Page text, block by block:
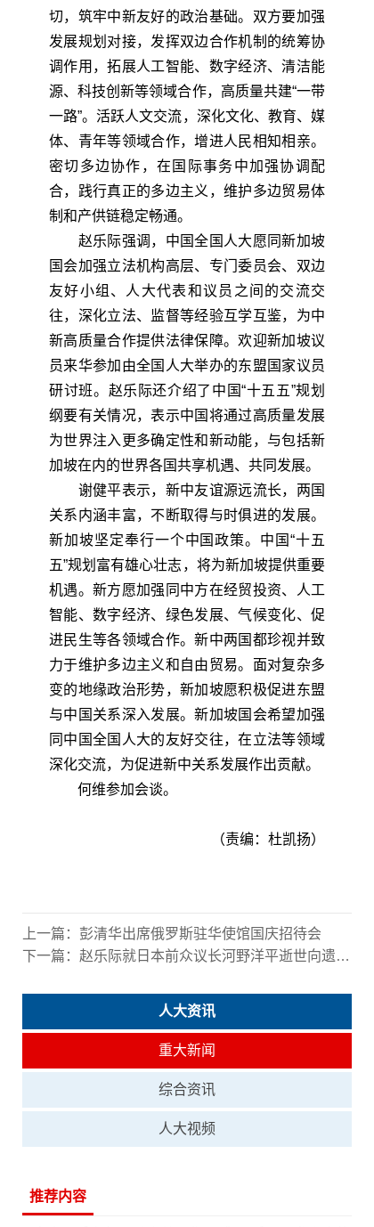
切，筑牢中新友好的政治基础。双方要加强
发展规划对接，发挥双边合作机制的统筹协
调作用，拓展人工智能、数字经济、清洁能
源、科技创新等领域合作，高质量共建“一带
一路”。活跃人文交流，深化文化、教育、媒
体、青年等领域合作，增进人民相知相亲。
密切多边协作，在国际事务中加强协调配
合，践行真正的多边主义，维护多边贸易体
制和产供链稳定畅通。
赵乐际强调，中国全国人大愿同新加坡
国会加强立法机构高层、专门委员会、双边
友好小组、人大代表和议员之间的交流交
往，深化立法、监督等经验互学互鉴，为中
新高质量合作提供法律保障。欢迎新加坡议
员来华参加由全国人大举办的东盟国家议员
研讨班。赵乐际还介绍了中国“十五五”规划
纲要有关情况，表示中国将通过高质量发展
为世界注入更多确定性和新动能，与包括新
加坡在内的世界各国共享机遇、共同发展。
谢健平表示，新中友谊源远流长，两国
关系内涵丰富，不断取得与时俱进的发展。
新加坡坚定奉行一个中国政策。中国“十五
五”规划富有雄心壮志，将为新加坡提供重要
机遇。新方愿加强同中方在经贸投资、人工
智能、数字经济、绿色发展、气候变化、促
进民生等各领域合作。新中两国都珍视并致
力于维护多边主义和自由贸易。面对复杂多
变的地缘政治形势，新加坡愿积极促进东盟
与中国关系深入发展。新加坡国会希望加强
同中国全国人大的友好交往，在立法等领域
深化交流，为促进新中关系发展作出贡献。
何维参加会谈。
（责编：杜凯扬）
上一篇： 彭清华出席俄罗斯驻华使馆国庆招待会
下一篇： 赵乐际就日本前众议长河野洋平逝世向遗属致唁电
人大资讯
重大新闻
综合资讯
人大视频
推荐内容